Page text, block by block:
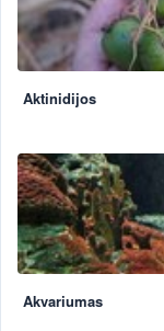
Aktinidijos
Akvariumas